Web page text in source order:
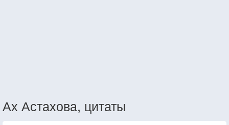
Ах Астахова, цитаты